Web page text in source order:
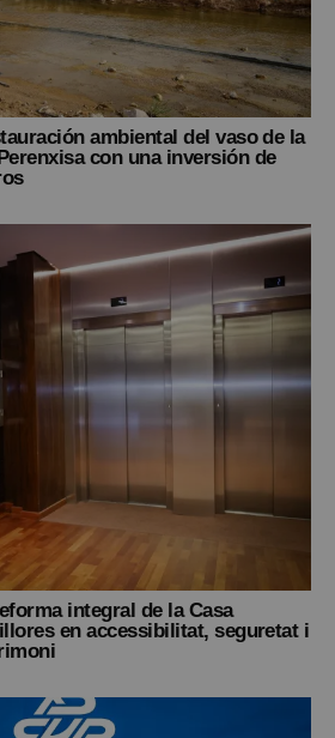
ambiental del vaso de la
con una inversión de
integral de la Casa
en accessibilitat, seguretat i